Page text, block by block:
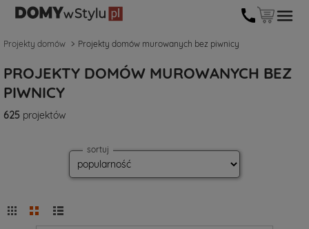
Projekty domów Projekty domów murowanych bez piwnicy
PROJEKTY DOMÓW MUROWANYCH BEZ
PIWNICY
625 projektów
sortuj